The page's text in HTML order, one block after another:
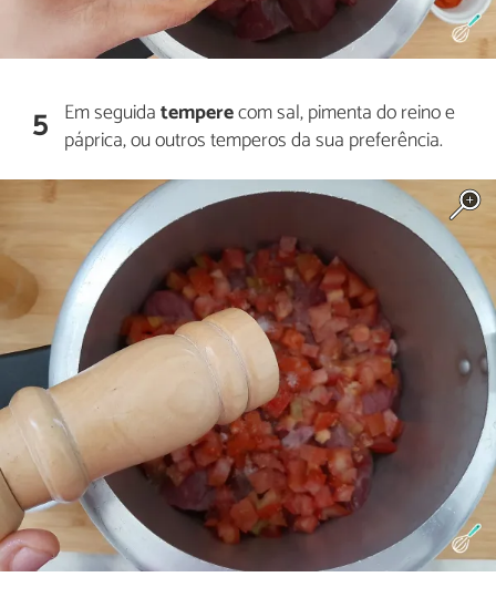
5 Em seguidatemperecom sal, pimenta do reino e
páprica, ou outros temperos da sua preferência.